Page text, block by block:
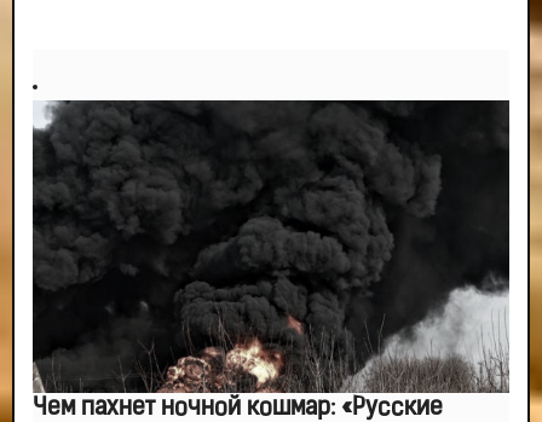
-- Самое большое богатство — это ум. Самая большая нищета — глупость.
Из всех страхов самый пугающий — самолюбование.
-- Лучшее, что можно сделать с хорошим советом, это пропустить его
мимо ушей. Он никогда не бывает полезен никому, кроме того, кто его дал.
-- Люблю давать советы и очень не люблю, когда их дают мне.
Чем пахнет ночной кошмар: «Русские